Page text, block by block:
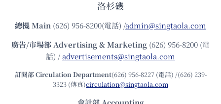
洛杉磯
總機Main (626) 956-8200(電話) /admin@singtaola.com
廣告/市場部Advertising & Marketing (626) 956-8200 (電
話) /advertisements@singtaola.com
訂閱部 Circulation Department(626) 956-8227 (電話) /(626) 239-
3323 (傳真)circulation@singtaola.com